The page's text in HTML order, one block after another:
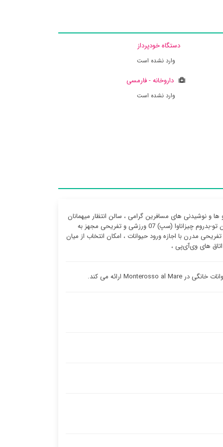
دستگاه خودپرداز
وارد نشده است
داروخانه - فارمسی
وارد نشده است
و نوشیدنی های مسافرین گرامی ، سالن انتظار میهمانان
مجهز به تلویزیون جهت طی کردن زمان انتظار و پیگیری اخبار و رویدادهای مهم ، هتل آپارتمان تو-بدروم چیزاناوا (سپ) 07 ورزشی و تفریحی مجهز به
اینترنت بی سیم در مناطق عمومی ، جاده تندرستی و هتل آپارتمان تو-بدروم چیزاناوا (سپ) 07 تفریحی مدرن با اجازه ورود حیوانات ، امکان انتخاب از میان
های وی‌آی‌پی ،